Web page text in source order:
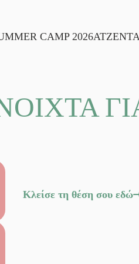
CAMP 2026ΑΤΖΕΝΤΑ
Κλείσε τη θέση σου εδώ